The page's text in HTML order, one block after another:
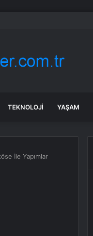
TEKNOLOJI YAŞAM
İle Yapımlar